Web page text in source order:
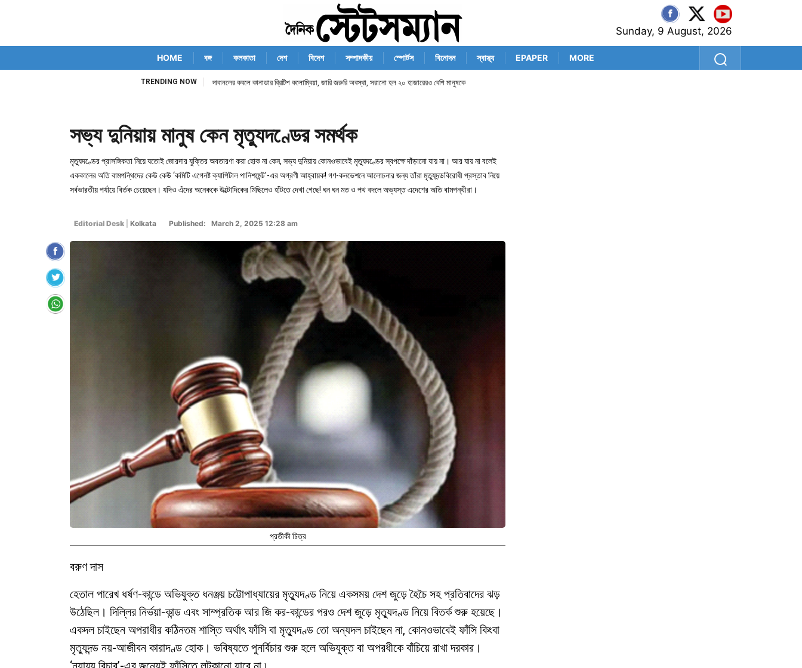
Sunday, 9 August, 2026
HOME বঙ্গ কলকাতা দেশ বিদেশ সম্পাদকীয় স্পোর্টস বিনোদন স্বাস্থ্য EPAPER MORE
TRENDING NOW দাবানলের কবলে কানাডার ব্রিটিশ কলোম্বিয়া, জারি জরুরি অবস্থা, সরানো হল ২০ হাজারেরও বেশি মানুষকে
সভ্য দুনিয়ায় মানুষ কেন মৃত্যুদণ্ডের সমর্থক
মৃত্যুদণ্ডের প্রাসঙ্গিকতা নিয়ে যতোই জোরদার যুক্তির অবতারণা করা হোক না কেন, সভ্য দুনিয়ায় কোনওভাবেই মৃত্যুদণ্ডের স্বপক্ষে দাঁড়ানো যায় না। আর যায় না বলেই
এককালের অতি বামপন্থিদের কেউ কেউ ‘কমিটি এগেনষ্ট ক্যাপিটাল পানিশমেন্ট'-এর অগ্রণী আহ্বায়ক! গণ-কনভেশনে আলোচনার জন্য তাঁরা মৃত্যুদন্ডবিরোধী প্রস্তাব নিয়ে
সর্বভারতীয় পর্যায়ে বির্তক চেয়েছেন। যদিও এঁদের অনেককে উল্টোদিকের মিছিলেও হাঁটতে দেখা গেছে! ঘন ঘন মত ও পথ বদলে অভ্যস্ত এদেশের অতি বামপন্থীরা।
Editorial Desk Kolkata Published: March 2, 2025 12:28 am
প্রতীকী চিত্র
বরুণ দাস
হেতাল পারেখ ধর্ষণ-কান্ডে অভিযুক্ত ধনঞ্জয় চট্টোপাধ্যায়ের মৃত্যুদণ্ড নিয়ে একসময় দেশ জুড়ে হৈচৈ সহ প্রতিবাদের ঝড়
উঠেছিল। দিল্লির নির্ভয়া-কান্ড এবং সাম্প্রতিক আর জি কর-কান্ডের পরও দেশ জুড়ে মৃত্যুদণ্ড নিয়ে বিতর্ক শুরু হয়েছে।
একদল চাইছেন অপরাধীর কঠিনতম শাস্তি অর্থাৎ ফাঁসি বা মৃত্যুদণ্ড তো অন্যদল চাইছেন না, কোনওভাবেই ফাঁসি কিংবা
মৃত্যুদন্ড নয়-আজীবন কারাদণ্ড হোক। ভবিষ্যতে পুনর্বিচার শুরু হলে অভিযুক্ত বা অপরধীকে বাঁচিয়ে রাখা দরকার।